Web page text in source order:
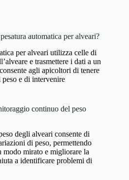
automatica per alveari?
per alveari utilizza celle di
e trasmettere i dati a un
agli apicoltori di tenere
e di intervenire
continuo del peso
degli alveari consente di
di peso, permettendo
mirato e migliorare la
a identificare problemi di